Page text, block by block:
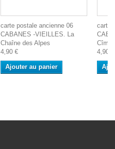
carte postale ancienne 06
CABANES -VIEILLES. La
Chaîne des Alpes
4,90 €
Ajouter au panier
carte
Cîme
4,90 €